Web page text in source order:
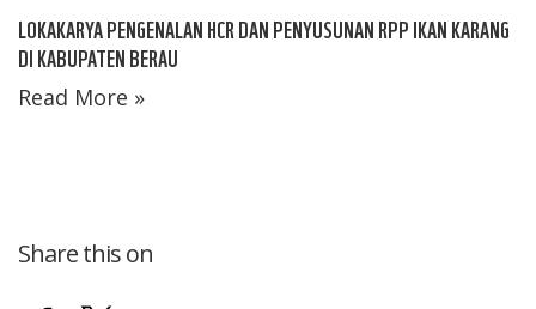
LOKAKARYA PENGENALAN HCR DAN PENYUSUNAN RPP IKAN KARANG
DI KABUPATEN BERAU
Read More »
Share this on